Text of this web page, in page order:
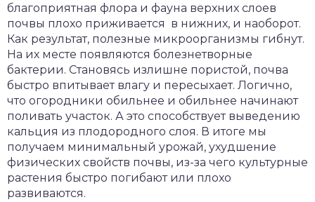
благоприятная флора и фауна верхних слоев
почвы плохо приживается в нижних, и наоборот.
Как результат, полезные микроорганизмы гибнут.
На их месте появляются болезнетворные
бактерии. Становясь излишне пористой, почва
быстро впитывает влагу и пересыхает. Логично,
что огородники обильнее и обильнее начинают
поливать участок. А это способствует выведению
кальция из плодородного слоя. В итоге мы
получаем минимальный урожай, ухудшение
физических свойств почвы, из-за чего культурные
растения быстро погибают или плохо
развиваются.